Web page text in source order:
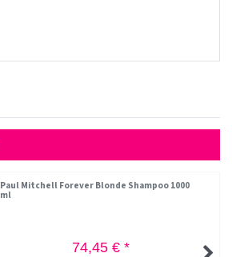
Paul Mitchell Forever Blonde Shampoo 1000
ml
74,45 € *